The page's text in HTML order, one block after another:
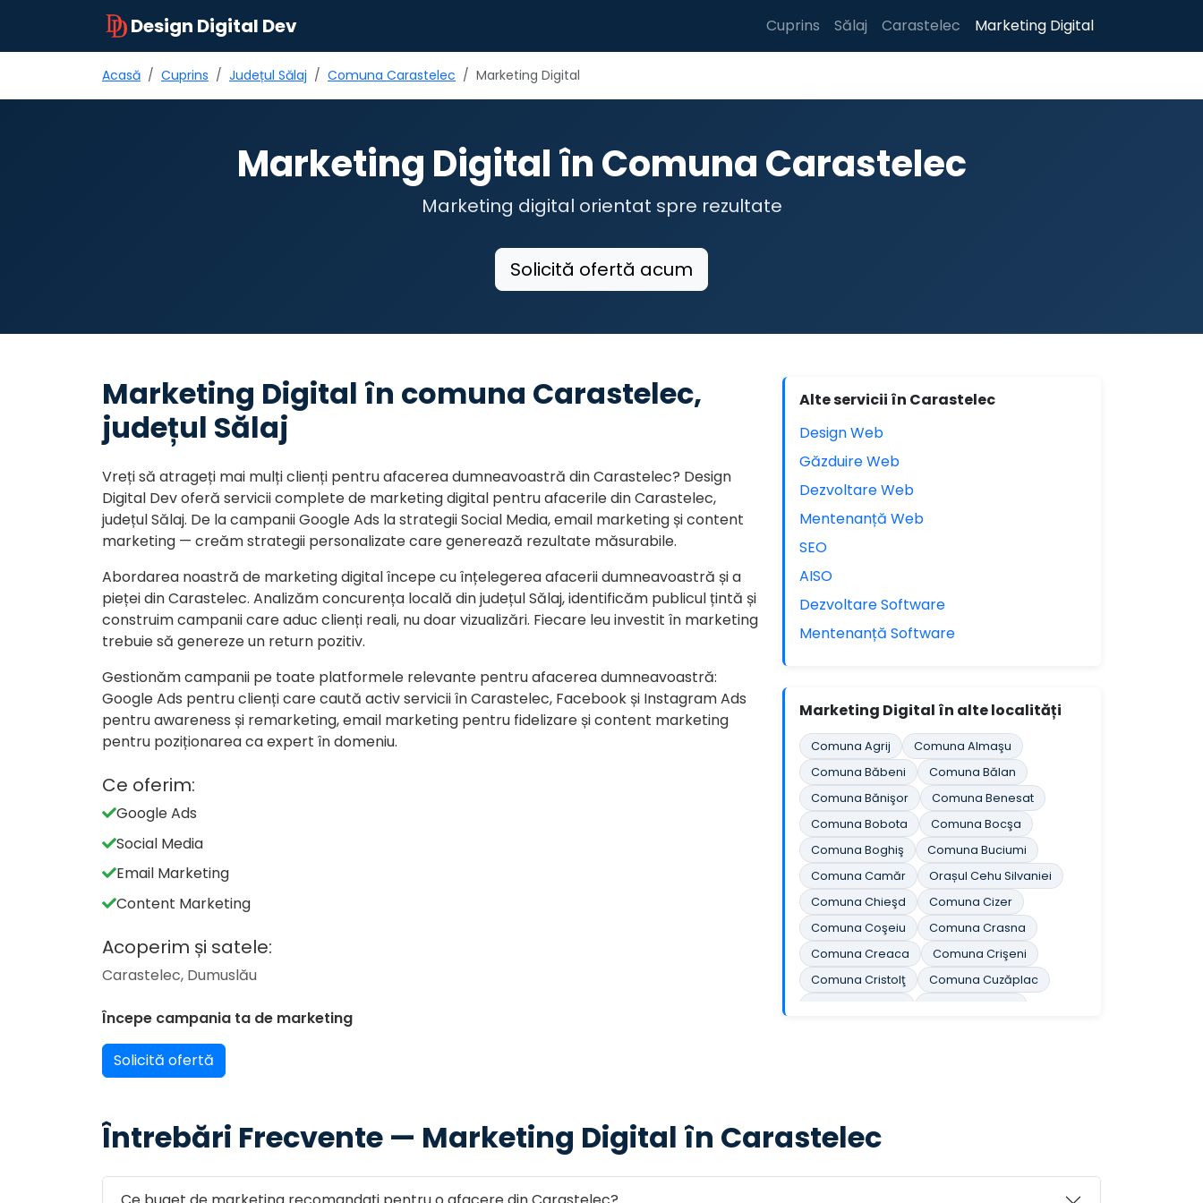
Design Digital Dev Cuprins Sălaj Carastelec Marketing Digital
Acasă Cuprins Județul Sălaj Comuna Carastelec Marketing Digital
Marketing Digital în Comuna Carastelec
Marketing digital orientat spre rezultate
Solicită ofertă acum
Marketing Digital în comuna Carastelec,
județul Sălaj
Vreți să atrageți mai mulți clienți pentru afacerea dumneavoastră din Carastelec? Design
Digital Dev oferă servicii complete de marketing digital pentru afacerile din Carastelec,
județul Sălaj. De la campanii Google Ads la strategii Social Media, email marketing și content
marketing — creăm strategii personalizate care generează rezultate măsurabile.
Abordarea noastră de marketing digital începe cu înțelegerea afacerii dumneavoastră și a
pieței din Carastelec. Analizăm concurența locală din județul Sălaj, identificăm publicul țintă și
construim campanii care aduc clienți reali, nu doar vizualizări. Fiecare leu investit în marketing
trebuie să genereze un return pozitiv.
Gestionăm campanii pe toate platformele relevante pentru afacerea dumneavoastră:
Google Ads pentru clienți care caută activ servicii în Carastelec, Facebook și Instagram Ads
pentru awareness și remarketing, email marketing pentru fidelizare și content marketing
pentru poziționarea ca expert în domeniu.
Ce oferim:
Google Ads
Social Media
Email Marketing
Content Marketing
Acoperim și satele:
Carastelec, Dumuslău
Începe campania ta de marketing
Solicită ofertă
Alte servicii în Carastelec
Design Web
Găzduire Web
Dezvoltare Web
Mentenanță Web
SEO
AISO
Dezvoltare Software
Mentenanță Software
Marketing Digital în alte localități
Comuna Agrij
Comuna Almaşu
Comuna Băbeni
Comuna Bălan
Comuna Bănişor
Comuna Benesat
Comuna Bobota
Comuna Bocşa
Comuna Boghiş
Comuna Buciumi
Comuna Camăr
Orașul Cehu Silvaniei
Comuna Chieşd
Comuna Cizer
Comuna Coşeiu
Comuna Crasna
Comuna Creaca
Comuna Crişeni
Comuna Cristolţ
Comuna Cuzăplac
Comuna Ileanda
Întrebări Frecvente — Marketing Digital în Carastelec